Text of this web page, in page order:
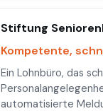
Stiftung
Kompetente,
Ein Lohnbüro, das
automatisierte